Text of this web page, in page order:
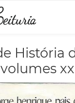
História
volumes xx